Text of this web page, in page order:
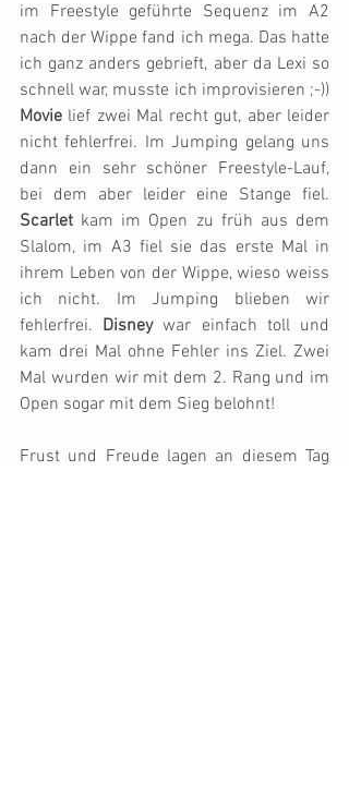
im Freestyle geführte Sequenz im A2
nach der Wippe fand ich mega. Das hatte
ich ganz anders gebrieft, aber da Lexi so
Movie lief zwei Mal recht gut, aber leider
nicht fehlerfrei. Im Jumping gelang uns
dann ein sehr schöner Freestyle-Lauf,
Scarlet kam im Open zu früh aus dem
Slalom, im A3 fiel sie das erste Mal in
ihrem Leben von der Wippe, wieso weiss
ich nicht. Im Jumping blieben wir
fehlerfrei. Disney war einfach toll und
kam drei Mal ohne Fehler ins Ziel. Zwei
Mal wurden wir mit dem 2. Rang und im
Open sogar mit dem Sieg belohnt!
Frust und Freude lagen an diesem Tag